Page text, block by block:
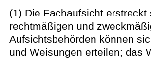
(1) Die Fachaufsicht
rechtmäßigen und
Aufsichtsbehörden können
und Weisungen erteilen; das